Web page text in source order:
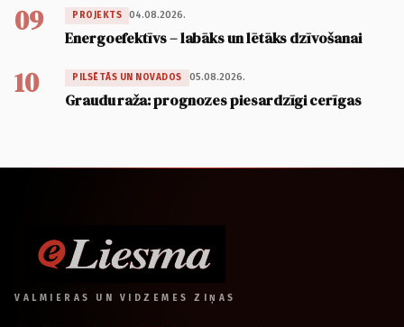
09 PROJEKTS 04.08.2026.
Energoefektīvs – labāks un lētāks dzīvošanai
10 PILSĒTĀS UN NOVADOS 05.08.2026.
Graudu raža: prognozes piesardzīgi cerīgas
VALMIERAS UN VIDZEMES ZIŅAS